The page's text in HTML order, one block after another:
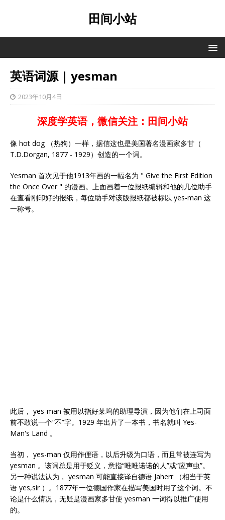
田间小站
英语词源 | yesman
2023年10月4日
深度学英语，微信关注：田间小站
像 hot dog （热狗）一样，据信这也是美国著名漫画家多甘（
T.D.Dorgan, 1877 - 1929）创造的一个词。
Yesman 首次见于他1913年画的一幅名为 " Give the First Edition
the Once Over " 的漫画。上面画着一位报纸编辑和他的几位助手
在查看刚印好的报纸，每位助手对该版报纸都被标以 yes-man 这
一称号。
此后， yes-man 被用以指好莱坞的助理导演，因为他们在上司面
前不敢说一个“不”字。1929 年出片了一本书，书名就叫 Yes-
Man's Land 。
当初， yes-man 仅用作俚语，以后升级为口语，而且常被连写为
yesman 。该词总是用于贬义，意指“唯唯诺诺的人”或“应声虫”。
另一种说法认为， yesman 可能直接译自德语 Jaherr （相当于英
语 yes,sir ）。1877年一位德国作家在描写美国时用了这个词。不
论是什么情况，无疑是漫画家多甘使 yesman 一词得以推广使用
的。